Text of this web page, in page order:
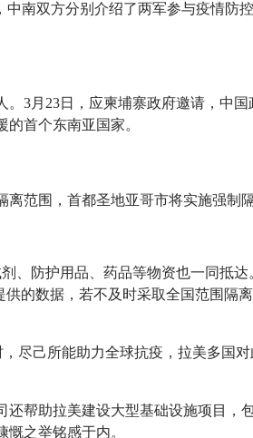
南双方分别介绍了两军参与疫情防
3月23日，应柬埔寨政府邀请，中
首个东南亚国家。
范围，首都圣地亚哥市将实施强制
、防护用品、药品等物资也一同抵
的数据，若不及时采取全国范围隔
尽己所能助力全球抗疫，拉美多国
帮助拉美建设大型基础设施项目，
之举铭感于内。